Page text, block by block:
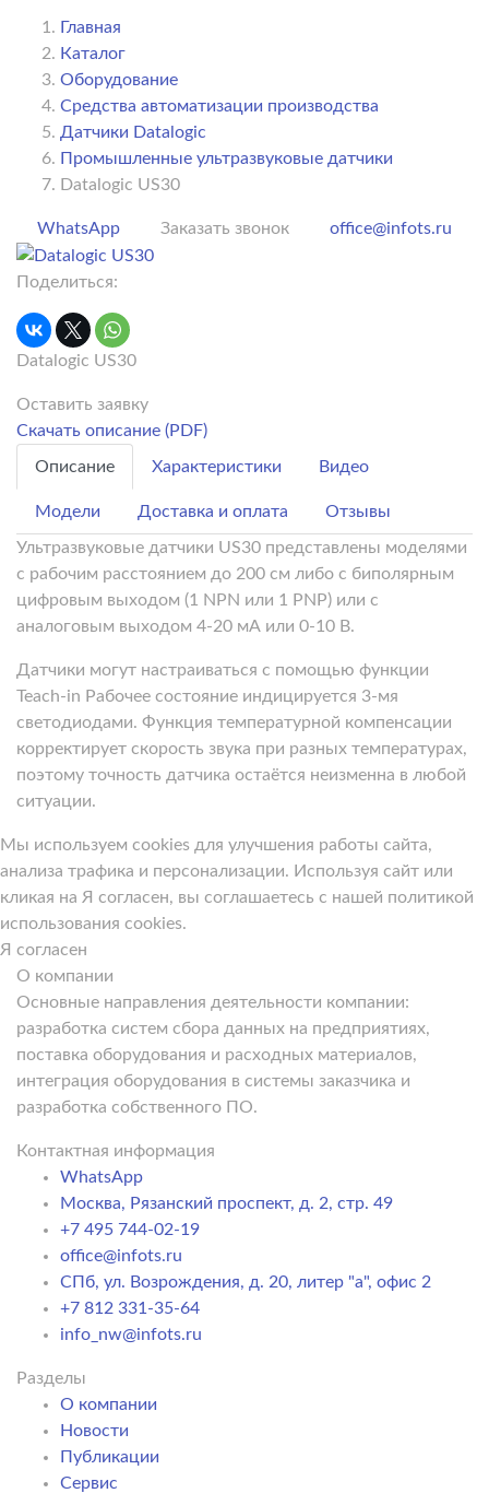
Главная
Каталог
Оборудование
Средства автоматизации производства
Датчики Datalogic
Промышленные ультразвуковые датчики
Datalogic US30
WhatsApp Заказать звонок office@infots.ru
Поделиться:
Datalogic US30
Оставить заявку
Скачать описание (PDF)
Описание Характеристики Видео
Модели Доставка и оплата Отзывы
Ультразвуковые датчики US30 представлены моделями
с рабочим расстоянием до 200 см либо с биполярным
цифровым выходом (1 NPN или 1 PNP) или с
аналоговым выходом 4-20 мА или 0-10 В.
Датчики могут настраиваться с помощью функции
Teach-in Рабочее состояние индицируется 3-мя
светодиодами. Функция температурной компенсации
корректирует скорость звука при разных температурах,
поэтому точность датчика остаётся неизменна в любой
ситуации.
Мы используем cookies для улучшения работы сайта,
анализа трафика и персонализации. Используя сайт или
кликая на Я согласен, вы соглашаетесь с нашей политикой
использования cookies.
Я согласен
О компании
Основные направления деятельности компании:
разработка систем сбора данных на предприятиях,
поставка оборудования и расходных материалов,
интеграция оборудования в системы заказчика и
разработка собственного ПО.
Контактная информация
WhatsApp
Москва, Рязанский проспект, д. 2, стр. 49
+7 495 744-02-19
office@infots.ru
СПб, ул. Возрождения, д. 20, литер "a", офис 2
+7 812 331-35-64
info_nw@infots.ru
Разделы
О компании
Новости
Публикации
Сервис